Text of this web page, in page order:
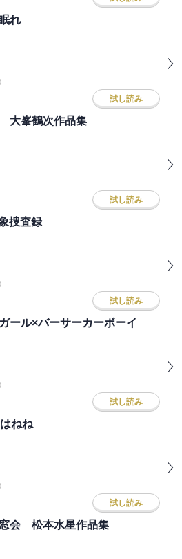
れ
試し読み
大峯鶴次作品集
試し読み
捜査録
試し読み
ール×バーサーカーボーイ
試し読み
ねね
試し読み
会 松本水星作品集